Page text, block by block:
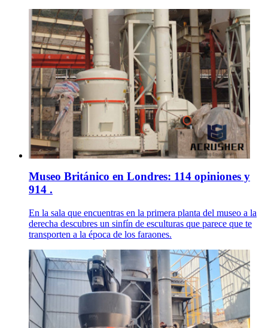
Museo Británico en Londres: 114 opiniones y
914 .
En la sala que encuentras en la primera planta del museo a la
derecha descubres un sinfín de esculturas que parece que te
transporten a la época de los faraones.